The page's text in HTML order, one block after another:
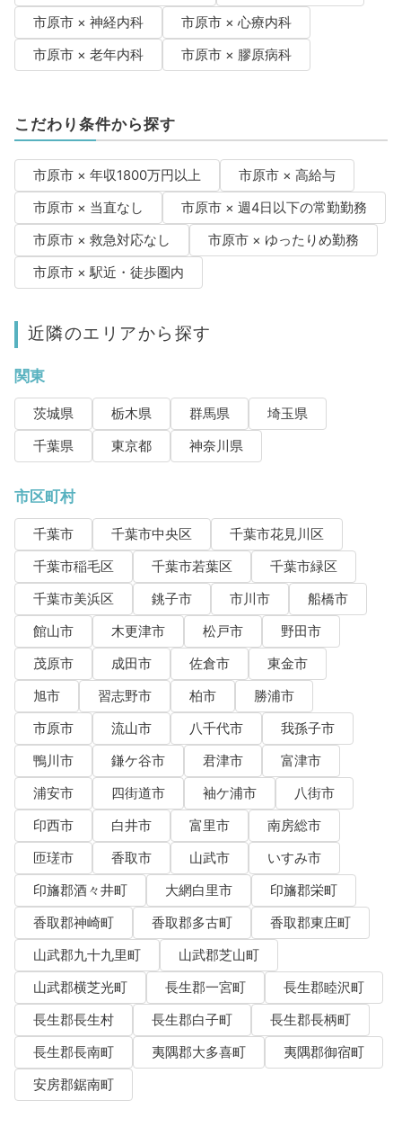
市原市 × 神経内科
市原市 × 心療内科
市原市 × 老年内科
市原市 × 膠原病科
こだわり条件から探す
市原市 × 年収1800万円以上
市原市 × 高給与
市原市 × 当直なし
市原市 × 週4日以下の常勤勤務
市原市 × 救急対応なし
市原市 × ゆったりめ勤務
市原市 × 駅近・徒歩圏内
近隣のエリアから探す
関東
茨城県 栃木県 群馬県
埼玉県
千葉県
東京都 神奈川県
市区町村
千葉市 千葉市中央区
千葉市花見川区
千葉市稲毛区
千葉市若葉区
千葉市緑区
千葉市美浜区
銚子市 市川市
船橋市
館山市
木更津市 松戸市
野田市
茂原市
成田市 佐倉市
東金市
旭市
習志野市 柏市
勝浦市
市原市
流山市 八千代市
我孫子市
鴨川市
鎌ケ谷市 君津市
富津市
浦安市
四街道市 袖ケ浦市
八街市
印西市
白井市 富里市
南房総市
匝瑳市
香取市 山武市
いすみ市
印旛郡酒々井町
大網白里市
印旛郡栄町
香取郡神崎町
香取郡多古町
香取郡東庄町
山武郡九十九里町
山武郡芝山町
山武郡横芝光町
長生郡一宮町
長生郡睦沢町
長生郡長生村
長生郡白子町
長生郡長柄町
長生郡長南町
夷隅郡大多喜町
夷隅郡御宿町
安房郡鋸南町